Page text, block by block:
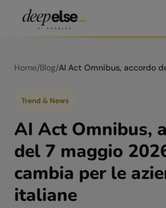
Home/Blog/
Trend & News
AI Act Omnibus,
del 7 maggio
cambia per le
italiane